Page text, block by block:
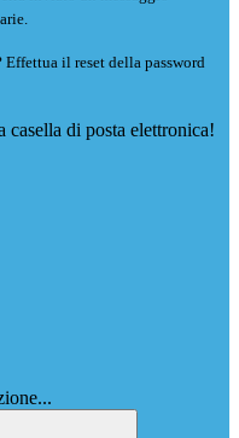
Effettua il reset della password
di posta elettronica!